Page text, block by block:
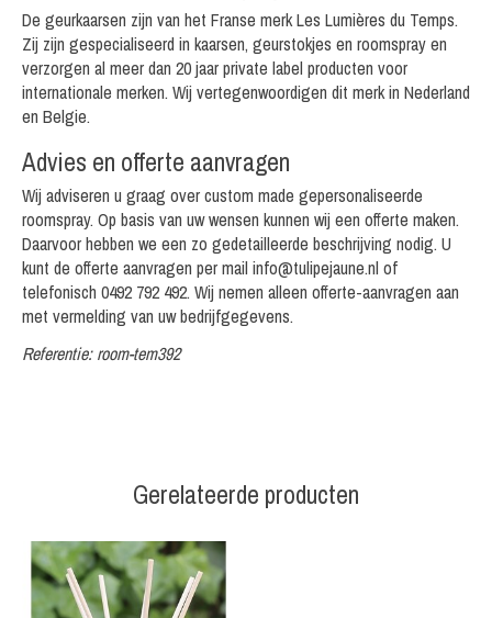
De geurkaarsen zijn van het Franse merk Les Lumières du Temps.
Zij zijn gespecialiseerd in kaarsen, geurstokjes en roomspray en
verzorgen al meer dan 20 jaar private label producten voor
internationale merken. Wij vertegenwoordigen dit merk in Nederland
en Belgie.
Advies en offerte aanvragen
Wij adviseren u graag over custom made gepersonaliseerde
roomspray. Op basis van uw wensen kunnen wij een offerte maken.
Daarvoor hebben we een zo gedetailleerde beschrijving nodig. U
kunt de offerte aanvragen per mail info@tulipejaune.nl of
telefonisch 0492 792 492. Wij nemen alleen offerte-aanvragen aan
met vermelding van uw bedrijfgegevens.
Referentie: room-tem392
Gerelateerde producten
Items van productcarrousel